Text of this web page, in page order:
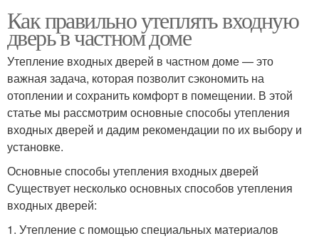
Как правильно утеплять входную
дверь в частном доме
Утепление входных дверей в частном доме — это
важная задача, которая позволит сэкономить на
отоплении и сохранить комфорт в помещении. В этой
статье мы рассмотрим основные способы утепления
входных дверей и дадим рекомендации по их выбору и
установке.
Основные способы утепления входных дверей
Существует несколько основных способов утепления
входных дверей:
1. Утепление с помощью специальных материалов